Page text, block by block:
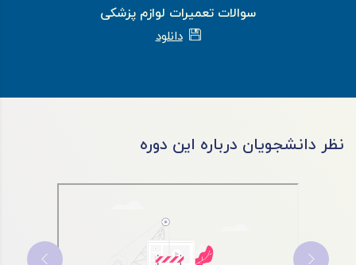
سوالات تعمیرات لوازم پزشکی
دانلود
نظر دانشجویان درباره این دوره